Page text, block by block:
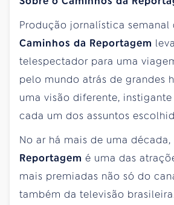
Produção jornalística semanal
Caminhos da Reportagem
telespectador para uma
pelo mundo atrás de grandes
uma visão diferente,
cada um dos assuntos
No ar há mais de uma década,
Reportagem é uma das
mais premiadas não só do
também da televisão